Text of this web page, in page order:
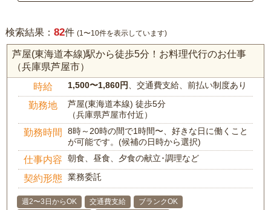
検索結果： 82件 (1〜10件を表示しています)
芦屋(東海道本線)駅から徒歩5分！お料理代行のお仕事
（兵庫県芦屋市）
時給 1,500〜1,860円 、交通費支給、前払い制度あり
勤務地
芦屋(東海道本線) 徒歩5分
（兵庫県芦屋市付近）
勤務時間
8時～20時の間で1時間〜、好きな日に働くこと
が可能です。(候補の日時から選択)
仕事内容 朝食、昼食、夕食の献立･調理など
契約形態 業務委託
週2〜3日からOK 交通費支給
ブランクOK